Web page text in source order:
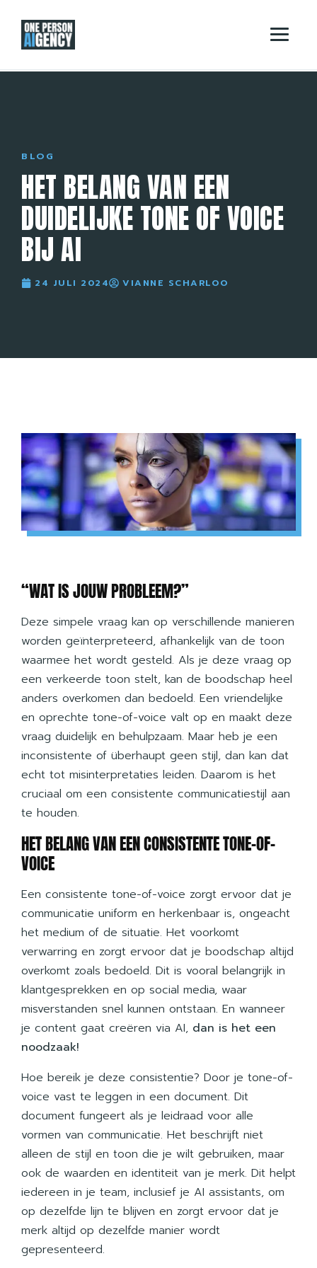
BLOG
HET BELANG VAN EEN
DUIDELIJKE TONE OF VOICE
BIJ AI
24 JULI 2024 VIANNE SCHARLOO
“WAT IS JOUW PROBLEEM?”
Deze simpele vraag kan op verschillende manieren
worden geïnterpreteerd, afhankelijk van de toon
waarmee het wordt gesteld. Als je deze vraag op
een verkeerde toon stelt, kan de boodschap heel
anders overkomen dan bedoeld. Een vriendelijke
en oprechte tone-of-voice valt op en maakt deze
vraag duidelijk en behulpzaam. Maar heb je een
inconsistente of überhaupt geen stijl, dan kan dat
echt tot misinterpretaties leiden. Daarom is het
cruciaal om een consistente communicatiestijl aan
te houden.
HET BELANG VAN EEN CONSISTENTE TONE-OF-
VOICE
Een consistente tone-of-voice zorgt ervoor dat je
communicatie uniform en herkenbaar is, ongeacht
het medium of de situatie. Het voorkomt
verwarring en zorgt ervoor dat je boodschap altijd
overkomt zoals bedoeld. Dit is vooral belangrijk in
klantgesprekken en op social media, waar
misverstanden snel kunnen ontstaan. En wanneer
je content gaat creëren via AI, dan is het een
noodzaak!
Hoe bereik je deze consistentie? Door je tone-of-
voice vast te leggen in een document. Dit
document fungeert als je leidraad voor alle
vormen van communicatie. Het beschrijft niet
alleen de stijl en toon die je wilt gebruiken, maar
ook de waarden en identiteit van je merk. Dit helpt
iedereen in je team, inclusief je AI assistants, om
op dezelfde lijn te blijven en zorgt ervoor dat je
merk altijd op dezelfde manier wordt
gepresenteerd.